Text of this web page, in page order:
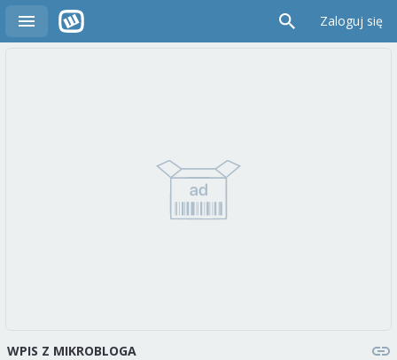
Zaloguj się
WPIS Z MIKROBLOGA